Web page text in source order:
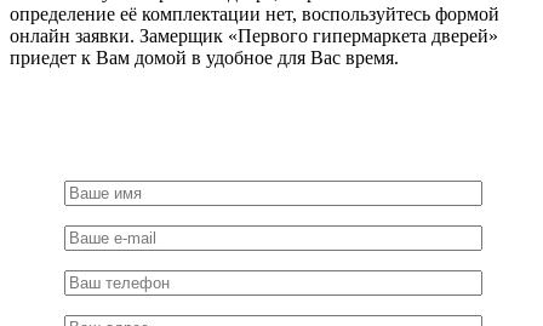
определение её комплектации нет, воспользуйтесь формой
онлайн заявки. Замерщик «Первого гипермаркета дверей»
приедет к Вам домой в удобное для Вас время.